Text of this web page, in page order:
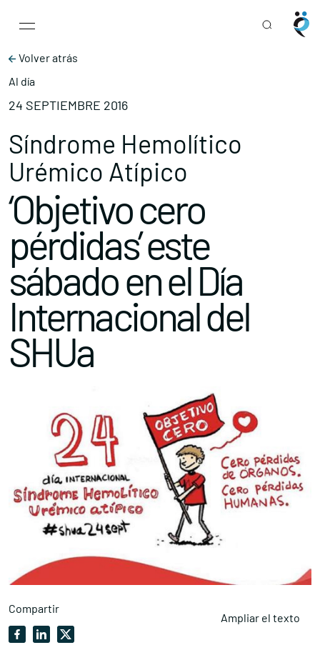
Main Navigation
Volver atrás
Al día
24 SEPTIEMBRE 2016
Síndrome Hemolítico
Urémico Atípico
‘Objetivo cero
pérdidas’ este
sábado en el Día
Internacional del
SHUa
Compartir
Ampliar el texto